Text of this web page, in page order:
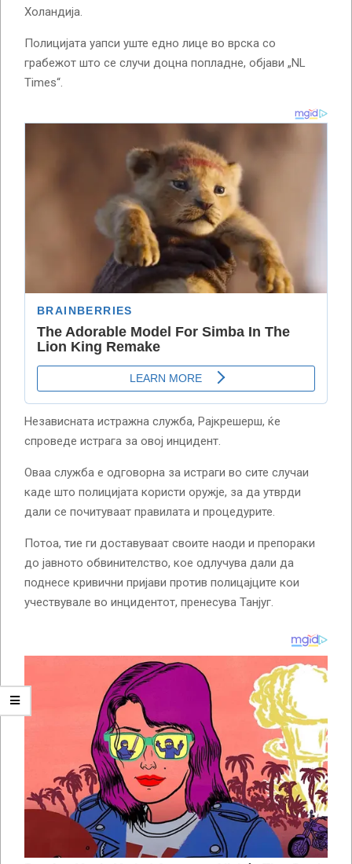
Холандија.
Полицијата уапси уште едно лице во врска со
грабежот што се случи доцна попладне, објави „NL
Times“.
Независната истражна служба, Рајкрешерш, ќе
спроведе истрага за овој инцидент.
Оваа служба е одговорна за истраги во сите случаи
каде што полицијата користи оружје, за да утврди
дали се почитуваат правилата и процедурите.
Потоа, тие ги доставуваат своите наоди и препораки
до јавното обвинителство, кое одлучува дали да
поднесе кривични пријави против полицајците кои
учествувале во инцидентот, пренесува Танјуг.